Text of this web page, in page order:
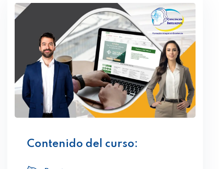
Contenido del curso: